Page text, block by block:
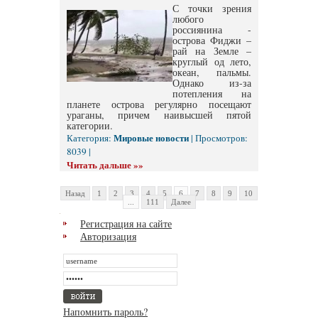
С точки зрения
любого
россиянина -
острова Фиджи –
рай на Земле –
круглый од лето,
океан, пальмы.
Однако из-за
потепления на
планете острова регулярно посещают
ураганы, причем наивысшей пятой
категории.
Категория: Мировые новости| Просмотров:
8039 |
Читать дальше »»
Назад 1 2 3 4 5 6 7 8 9
10
111 Далее
Регистрация на сайте
Авторизация
Напомнить пароль?